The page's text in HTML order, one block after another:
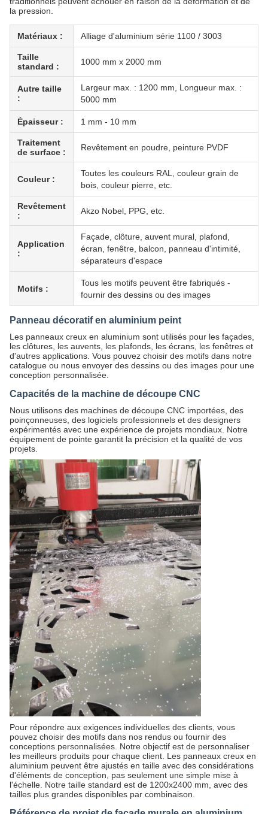
la pression.
Matériaux : Alliage d'aluminium série 1100 / 3003
Taille
standard :
1000 mm x 2000 mm
Autre taille
:
Largeur max. : 1200 mm, Longueur max. :
5000 mm
Épaisseur : 1 mm - 10 mm
Traitement
de surface :
Revêtement en poudre, peinture PVDF
Couleur :
Toutes les couleurs RAL, couleur grain de
bois, couleur pierre, etc.
Revêtement
:
Akzo Nobel, PPG, etc.
Application
:
Façade, clôture, auvent mural, plafond,
écran, fenêtre, balcon, panneau d'intimité,
séparateurs d'espace
Motifs :
Tous les motifs peuvent être fabriqués -
fournir des dessins ou des images
Panneau décoratif en aluminium peint
Les panneaux creux en aluminium sont utilisés pour les façades,
les clôtures, les auvents, les plafonds, les écrans, les fenêtres et
d'autres applications. Vous pouvez choisir des motifs dans notre
catalogue ou nous envoyer des dessins ou des images pour une
conception personnalisée.
Capacités de la machine de découpe CNC
Nous utilisons des machines de découpe CNC importées, des
poinçonneuses, des logiciels professionnels et des designers
expérimentés avec une expérience de projets mondiaux. Notre
équipement de pointe garantit la précision et la qualité de vos
projets.
Pour répondre aux exigences individuelles des clients, vous
pouvez choisir des motifs dans nos rendus ou fournir des
conceptions personnalisées. Notre objectif est de personnaliser
les meilleurs produits pour chaque client. Les panneaux creux en
aluminium peuvent être ajustés en taille avec des considérations
d'éléments de conception, pas seulement une simple mise à
l'échelle. Notre taille standard est de 1200x2400 mm, avec des
tailles plus grandes disponibles par combinaison.